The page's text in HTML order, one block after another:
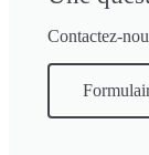
Contactez-